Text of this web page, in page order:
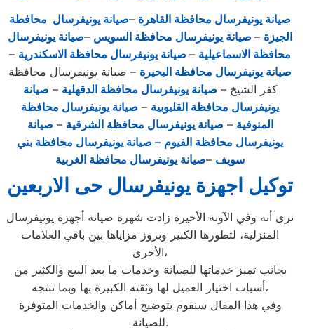
صيانة يونيفرسال محافظة القاهرة –صيانة يونيفرسال محافطة
الجيزة – صيانة يونيفرسال محافظة السويس –صيانة يونيفرسال
محافظة الاسماعيلية – صيانة يونيفرسال محافظة الاسكندرية –
صيانة يونيفرسال محافظة البحيرة – صيانة يونيفرسال محافظة
كفر الشيخ – صيانة يونيفرسال محافظة الدقهلية – صيانة
يونيفرسال محافظة القليوبية – صيانة يونيفرسال محافظة
المنوفية – صيانة يونيفرسال محافظة الشرقية – صيانة
يونيفرسال محافظة الفيوم – صيانة يونيفرسال محافظة بني
سويف –صيانة يونيفرسال محافظة الغربية
توكيل اجهزة يونيفرسال حى الاربعين
نرى أنه وفي الآونة الأخيرة زادت شهرة صيانة أجهزة يونيفرسال
المنزلية، لتطورها الكبير وبروز مزاياها بين باقي العلامات
الأخرى،
بجانب تميز خدماتها للصيانة وخدمات ما بعد البيع والكثير من
أسباب اختيار العميل لها وثقته الكبيرة بها وبما تنتجه،
وفي هذا المقال سنقوم بتوضيح أماكن والخدمات المتوفرة
للصيانة.